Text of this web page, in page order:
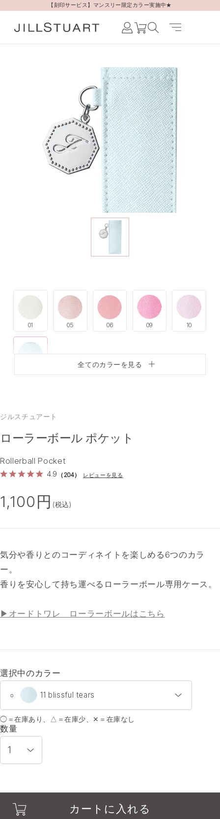
【刻印サービス】マンスリー限定カラー実施中★
Japanese /
English /
JAPAN
Korean /
JAPAN
全てのカラーを見る
01 05 06 09 10
ジルスチュアート
ローラーボール ポケット
Rollerball Pocket
4.9 （204） レビューを見る
1,100円 (税込)
気分や香りとのコーディネイトを楽しめる6つのカラ
ー。
香りを安心して持ち運べるローラーボール専用ケース。
▶オードトワレ ローラーボールはこちら
選択中のカラー
○ 11 blissful tears
○ 01 lovely bride
○
09 berry juice
◯＝在庫あり、△＝在庫少、✕＝在庫なし
数量
カートに入れる